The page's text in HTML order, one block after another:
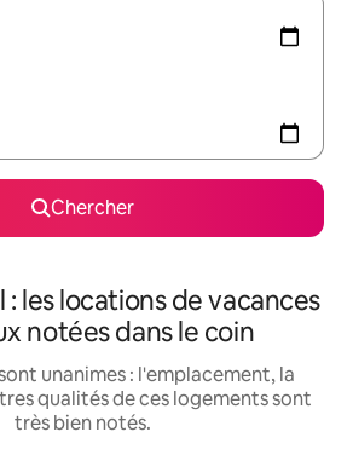
Chercher
: les locations de vacances
notées dans le coin
unanimes : l'emplacement, la
qualités de ces logements sont
très bien notés.